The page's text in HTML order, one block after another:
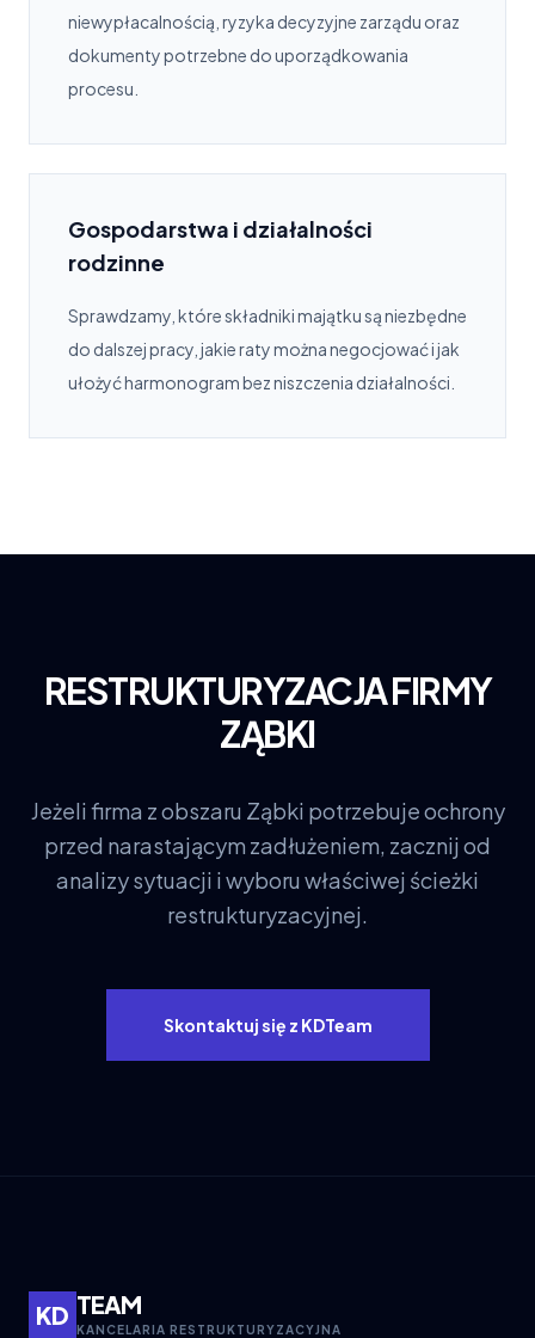
niewypłacalnością, ryzyka decyzyjne zarządu oraz
dokumenty potrzebne do uporządkowania
procesu.
Gospodarstwa i działalności
rodzinne
Sprawdzamy, które składniki majątku są niezbędne
do dalszej pracy, jakie raty można negocjować i jak
ułożyć harmonogram bez niszczenia działalności.
RESTRUKTURYZACJA FIRMY
ZĄBKI
Jeżeli firma z obszaru Ząbki potrzebuje ochrony
przed narastającym zadłużeniem, zacznij od
analizy sytuacji i wyboru właściwej ścieżki
restrukturyzacyjnej.
Skontaktuj się z KDTeam
KD TEAM
KANCELARIA RESTRUKTURYZACYJNA